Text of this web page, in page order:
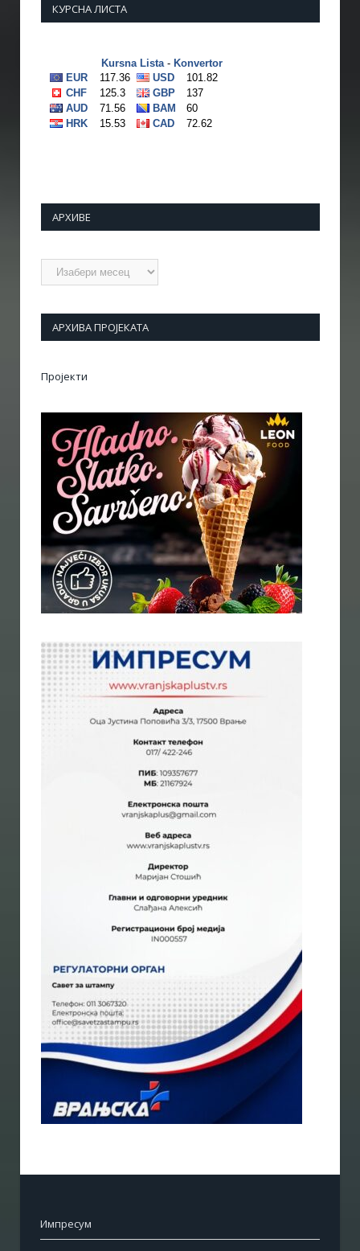
КУРСНА ЛИСТА
АРХИВЕ
Архиве
АРХИВА ПРОЈЕКАТА
Пројекти
Импресум